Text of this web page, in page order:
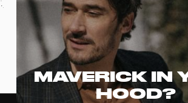
MAVERICK IN
HOOD?